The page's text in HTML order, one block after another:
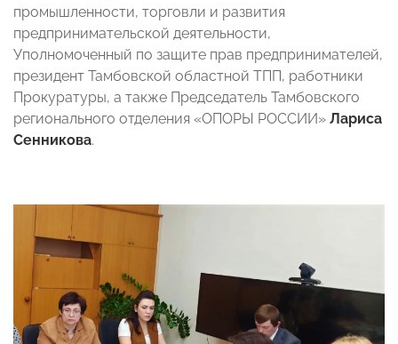
промышленности, торговли и развития
предпринимательской деятельности,
Уполномоченный по защите прав предпринимателей,
президент Тамбовской областной ТПП, работники
Прокуратуры, а также Председатель Тамбовского
регионального отделения «ОПОРЫ РОССИИ» Лариса
Сенникова.